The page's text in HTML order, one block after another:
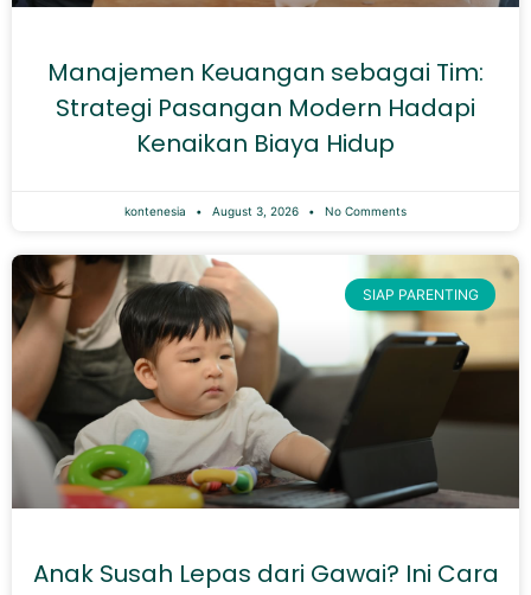
Manajemen Keuangan sebagai Tim:
Strategi Pasangan Modern Hadapi
Kenaikan Biaya Hidup
kontenesia August 3, 2026 No Comments
SIAP PARENTING
Anak Susah Lepas dari Gawai? Ini Cara